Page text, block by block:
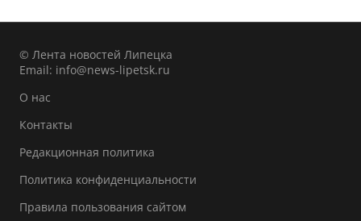
© Лента новостей Липецка
Email: info@news-lipetsk.ru
О нас
Контакты
Редакционная политика
Политика конфиденциальности
Правила пользования сайтом